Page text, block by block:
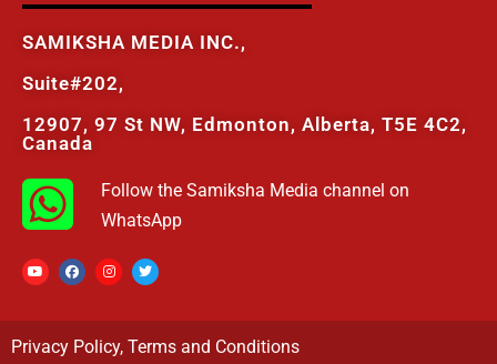
SAMIKSHA MEDIA INC.,
Suite#202,
12907, 97 St NW, Edmonton, Alberta, T5E 4C2,
Canada
Follow the Samiksha Media channel on
WhatsApp
Privacy Policy, Terms and Conditions